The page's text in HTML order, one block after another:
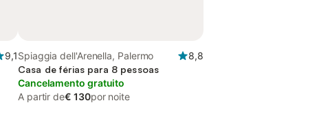
9,1Spiaggia dell'Arenella, Palermo
8,8
Casa de férias para 8 pessoas
Cancelamento gratuito
A partir de€ 130por noite